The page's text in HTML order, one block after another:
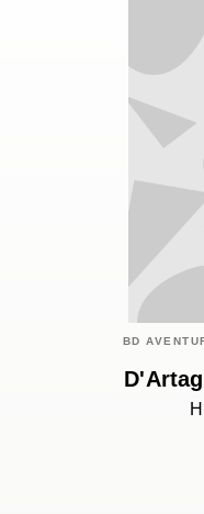
BD